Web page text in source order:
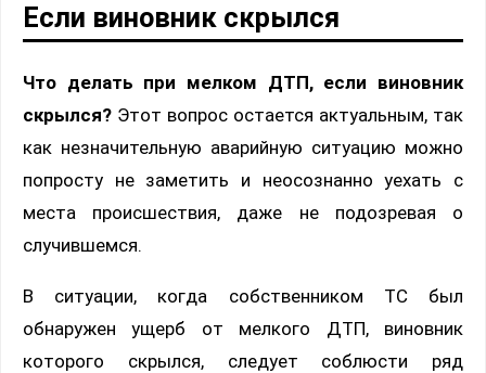
Если виновник скрылся
Что делать при мелком ДТП, если виновник
скрылся? Этот вопрос остается актуальным, так
как незначительную аварийную ситуацию можно
попросту не заметить и неосознанно уехать с
места происшествия, даже не подозревая о
случившемся.
В ситуации, когда собственником ТС был
обнаружен ущерб от мелкого ДТП, виновник
которого скрылся, следует соблюсти ряд